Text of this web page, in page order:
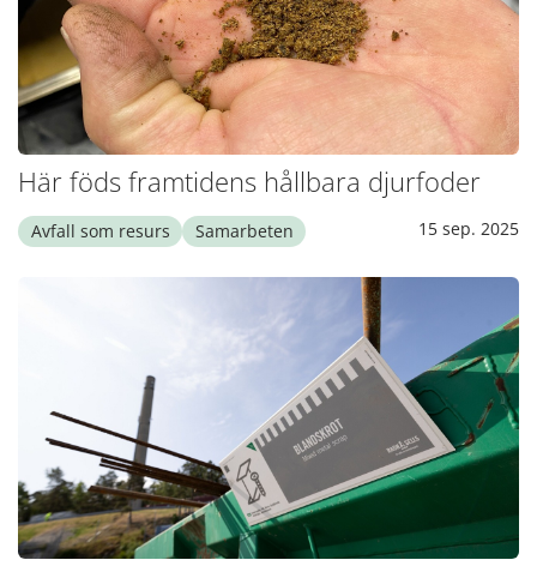
Här föds framtidens hållbara djurfoder
Avfall som resurs Samarbeten 15 sep. 2025